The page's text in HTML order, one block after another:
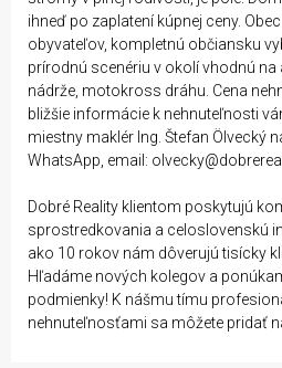
ihneď po zaplatení kúpnej ceny.
obyvateľov, kompletnú občiansku
prírodnú scenériu v okolí vhodnú
nádrže, motokross dráhu. Cena
bližšie informácie k nehnuteľnosti
miestny maklér Ing. Štefan Ölvecký
WhatsApp, email:
Dobré Reality klientom poskytujú
sprostredkovania a celoslovenskú
ako 10 rokov nám dôverujú tisícky
Hľadáme nových kolegov a
podmienky! K nášmu tímu
nehnuteľnosťami sa môžete pridať